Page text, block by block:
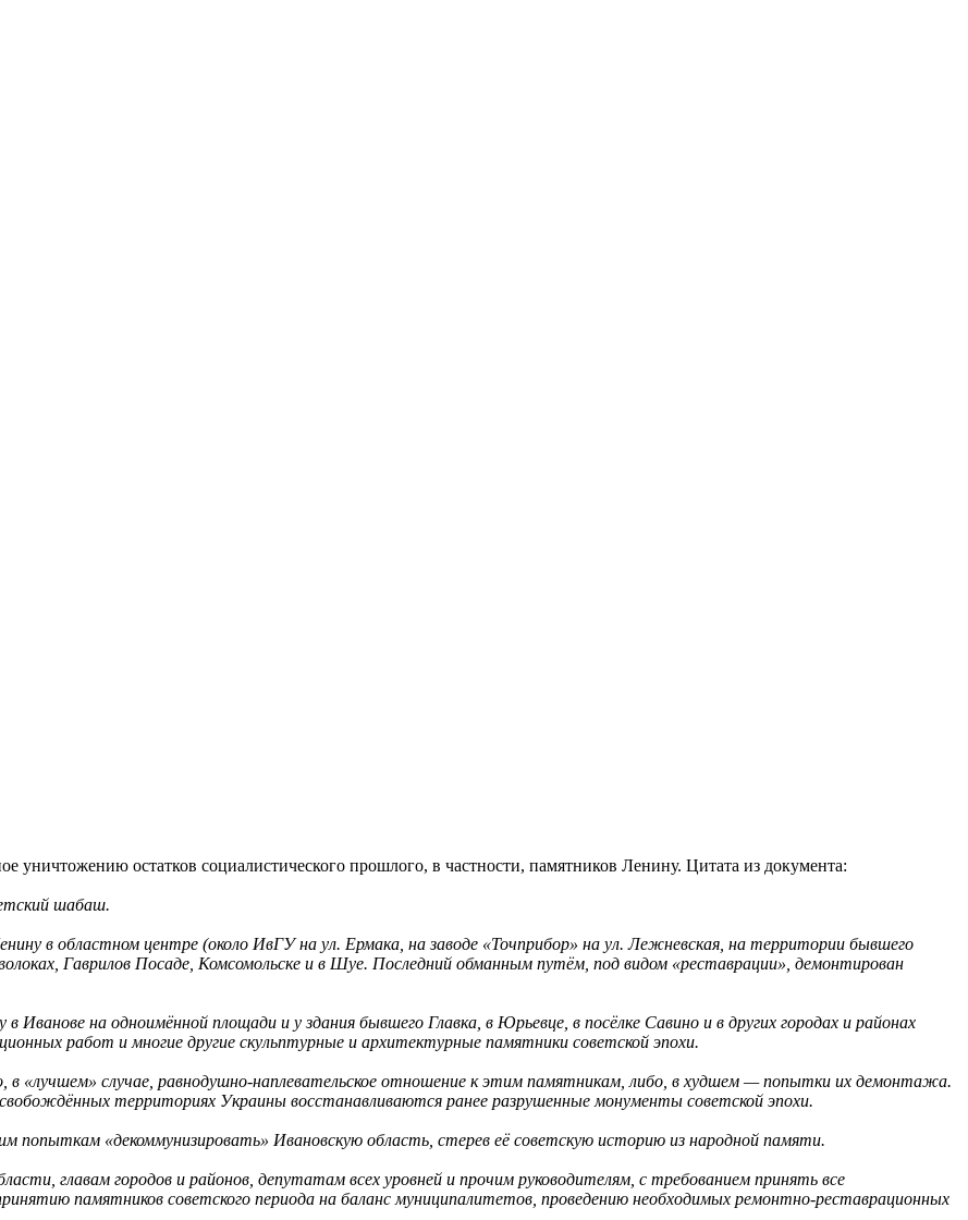
остатков социалистического прошлого, в частности, памятников Ленину. Цитата из документа:
шабаш.
в областном центре (около ИвГУ на ул. Ермака, на заводе «Точприбор» на ул. Лежневская, на территории бывшего
Гаврилов Посаде, Комсомольске и в Шуе. Последний обманным путём, под видом «реставрации», демонтирован
на одноимённой площади и у здания бывшего Главка, в Юрьевце, в посёлке Савино и в других городах и районах
работ и многие другие скульптурные и архитектурные памятники советской эпохи.
«лучшем» случае, равнодушно-наплевательское отношение к этим памятникам, либо, в худшем — попытки их демонтажа.
территориях Украины восстанавливаются ранее разрушенные монументы советской эпохи.
«декоммунизировать» Ивановскую область, стерев её советскую историю из народной памяти.
главам городов и районов, депутатам всех уровней и прочим руководителям, с требованием принять все
памятников советского периода на баланс муниципалитетов, проведению необходимых ремонтно-реставрационных